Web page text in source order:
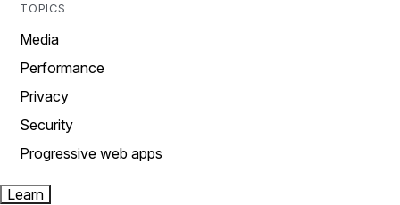
TOPICS
Media
Performance
Privacy
Security
Progressive web apps
Learn